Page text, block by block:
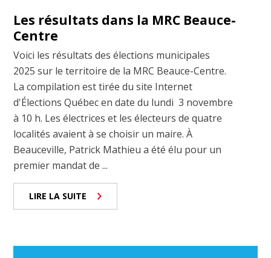
Les résultats dans la MRC Beauce-
Centre
Voici les résultats des élections municipales
2025 sur le territoire de la MRC Beauce-Centre.
La compilation est tirée du site Internet
d'Élections Québec en date du lundi 3 novembre
à 10 h. Les électrices et les électeurs de quatre
localités avaient à se choisir un maire. À
Beauceville, Patrick Mathieu a été élu pour un
premier mandat de ...
LIRE LA SUITE